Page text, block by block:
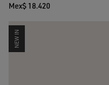
Mex$ 18.420
NEW IN